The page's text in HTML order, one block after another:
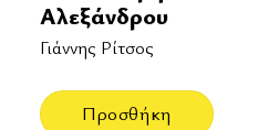
Αλεξάνδρου
Γιάννης Ρίτσος
Προσθήκη